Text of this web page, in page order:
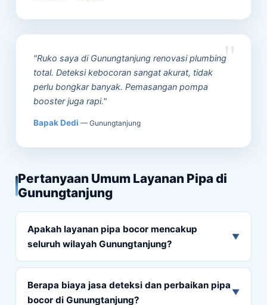
"Ruko saya di Gunungtanjung renovasi plumbing
total. Deteksi kebocoran sangat akurat, tidak
perlu bongkar banyak. Pemasangan pompa
booster juga rapi."
Bapak Dedi — Gunungtanjung
Pertanyaan Umum Layanan Pipa di
Gunungtanjung
Apakah layanan pipa bocor mencakup
seluruh wilayah Gunungtanjung?
▼
Berapa biaya jasa deteksi dan perbaikan pipa
bocor di Gunungtanjung?
▼